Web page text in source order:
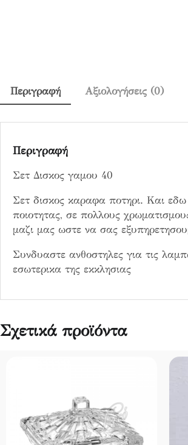
Περιγραφή
Αξιολογήσεις (0)
Περιγραφή
Σετ Δισκος γαμου 40
Σετ δισκος καραφα ποτηρι. Και εδω
ποιοτητας, σε πολλους
μαζι μας ωστε να σας
Συνδυαστε ανθοστηλες για τις
εσωτερικα της εκκλησιας
Σχετικά προϊόντα